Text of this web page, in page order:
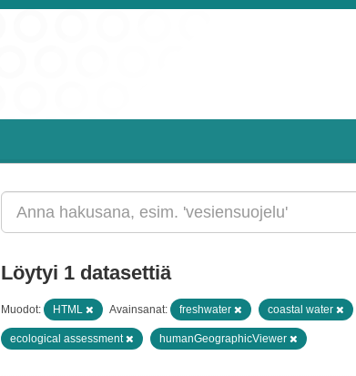
Löytyi 1 datasettiä
Muodot: HTML Avainsanat: freshwater coastal water
ecological assessment humanGeographicViewer